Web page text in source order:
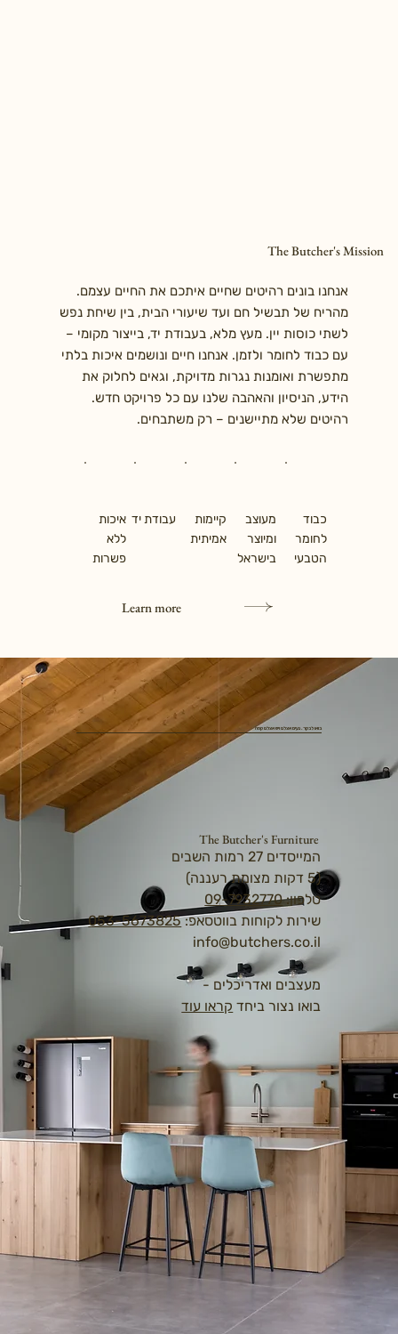
The Butcher's Mission
אנחנו בונים רהיטים שחיים איתכם את החיים עצמם.
מהריח של תבשיל חם ועד שיעורי הבית, בין שיחת נפש
לשתי כוסות יין. מעץ מלא, בעבודת יד, בייצור מקומי –
עם כבוד לחומר ולזמן. אנחנו חיים ונושמים איכות בלתי
מתפשרת ואומנות נגרות מדויקת, וגאים לחלוק את
הידע, הניסיון והאהבה שלנו עם כל פרויקט חדש.
רהיטים שלא מתיישנים – רק משתבחים.
כבוד
לחומר
הטבעי
מעוצב
ומיוצר
בישראל
קיימות
אמיתית
עבודת יד איכות
ללא
פשרות
Learn more
בואו לבקר. נעים אצלנו ויש אצלנו קפה
The Butcher's Furniture
המייסדים 27 רמות השבים
(5 דקות מצומת רעננה)
טלפון:09-7932770
שירות לקוחות בווטסאפ:053-5673825
info@butchers.co.il
מעצבים ואדריכלים -
בואו נצור ביחד קראו עוד